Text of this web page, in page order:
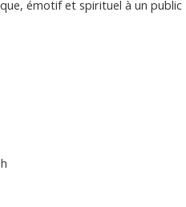
émotif et spirituel à un public